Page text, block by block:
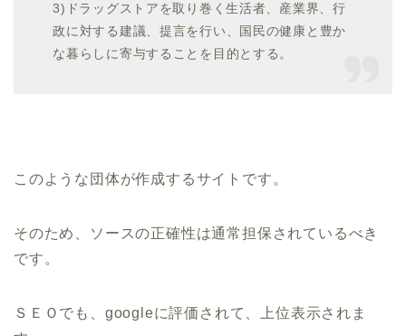
3)ドラッグストアを取り巻く生活者、産業界、行
政に対する建議、提言を行い、国民の健康と豊か
な暮らしに寄与することを目的とする。
このような団体が作成するサイトです。
そのため、ソースの正確性は通常担保されているべき
です。
ＳＥＯでも、googleに評価されて、上位表示されま